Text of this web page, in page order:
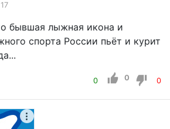
бывшая лыжная икона и
спорта России пьёт и курит
0 0 0